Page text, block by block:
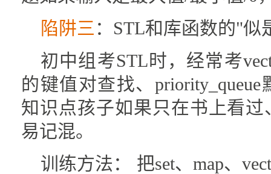
陷阱三 ：STL和库函数的"似
初中组考STL时，经常考
的键值对查找、
知识点孩子如果只在书上看
易记混。
训练方法： 把set、map、